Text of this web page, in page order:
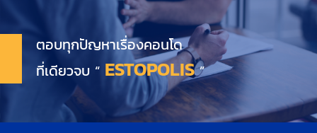
ตอบทุกปัญหาเรื่องคอนโด
ที่เดียวจบ “ ESTOPOLIS”